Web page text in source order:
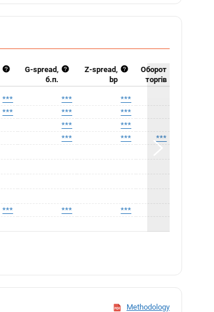
G-spread,
б.п.
Z-spread,
bp
Оборот
торгів
*** ***
***
*** ***
***
***
***
*** ***
***
*** ***
***
Methodology